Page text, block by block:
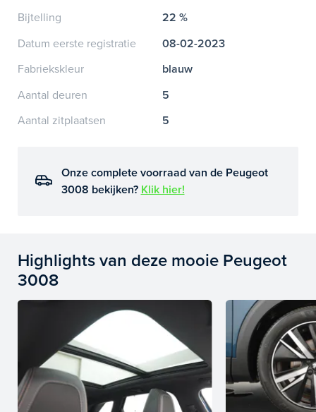
Bijtelling
22 %
Datum eerste registratie
08-02-2023
Fabriekskleur
blauw
Aantal deuren
5
Aantal zitplaatsen
5
Onze complete voorraad van de Peugeot
3008 bekijken? Klik hier!
Highlights van deze mooie Peugeot
3008